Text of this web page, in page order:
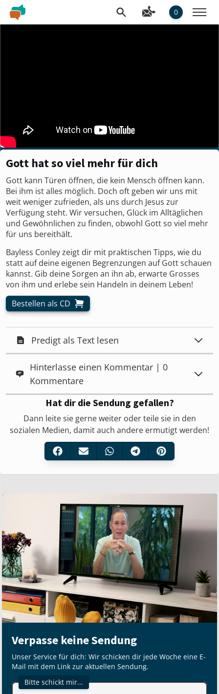
0
Gott hat so viel mehr für dich
Gott kann Türen öffnen, die kein Mensch öffnen kann.
Bei ihm ist alles möglich. Doch oft geben wir uns mit
weit weniger zufrieden, als uns durch Jesus zur
Verfügung steht. Wir versuchen, Glück im Alltäglichen
und Gewöhnlichen zu finden, obwohl Gott so viel mehr
für uns bereithält.
Bayless Conley zeigt dir mit praktischen Tipps, wie du
statt auf deine eigenen Begrenzungen auf Gott schauen
kannst. Gib deine Sorgen an ihn ab, erwarte Grosses
von ihm und erlebe sein Handeln in deinem Leben!
Bestellen als CD
Predigt als Text lesen
Hinterlasse einen Kommentar | 0
Kommentare
Hat dir die Sendung gefallen?
Dann leite sie gerne weiter oder teile sie in den
sozialen Medien, damit auch andere ermutigt werden!
Verpasse keine Sendung
Unser Service für dich: Wir schicken dir jede Woche eine E-
Mail mit dem Link zur aktuellen Sendung.
Bitte schickt mir...